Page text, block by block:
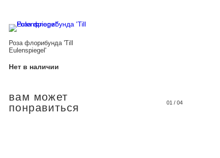
Роза флорибунда 'Till
Eulenspiegel'
Нет в наличии
вам может
понравиться
01 / 04